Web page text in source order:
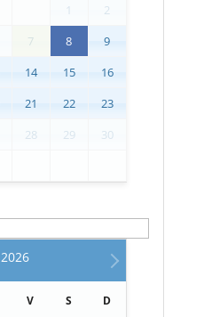
1
2
7 8
9
14 15
16
21 22
23
28 29
30
2026
V S D